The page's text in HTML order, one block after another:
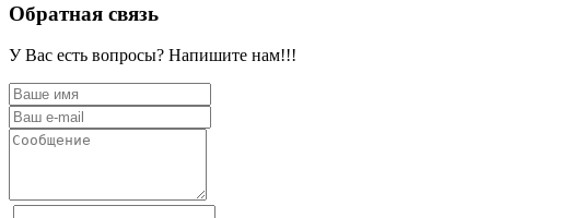
Обратная связь
У Вас есть вопросы? Напишите нам!!!